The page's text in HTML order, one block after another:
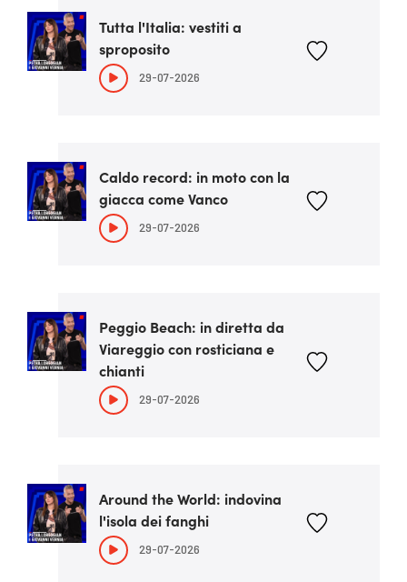
Tutta l'Italia: vestiti a
sproposito
29-07-2026
Caldo record: in moto con la
giacca come Vanco
29-07-2026
Peggio Beach: in diretta da
Viareggio con rosticiana e
chianti
29-07-2026
Around the World: indovina
l'isola dei fanghi
29-07-2026